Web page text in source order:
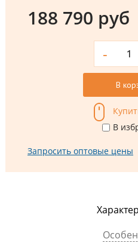
188 790 руб
-
В
В
Запросить оптовые цены